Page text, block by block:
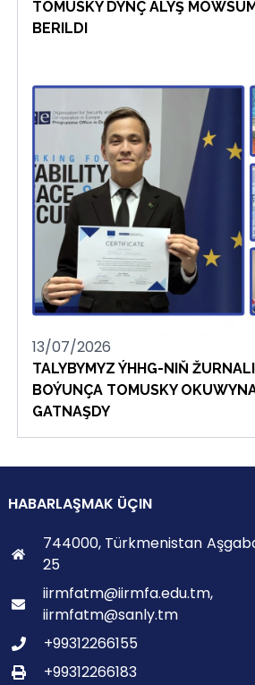
TOMUSKY DYNÇ ALYŞ
BERILDI
13/07/2026
TALYBYMYZ ÝHHG-NIŇ
BOÝUNÇA TOMUSKY
GATNAŞDY
HABARLAŞMAK ÜÇIN
744000, Türkmenistan
25
iirmfatm@iirmfa.edu.tm,
iirmfatm@sanly.tm
+99312266155
+99312266183